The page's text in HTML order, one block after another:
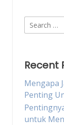
Search
for:
Recent
Mengapa
Penting
untuk